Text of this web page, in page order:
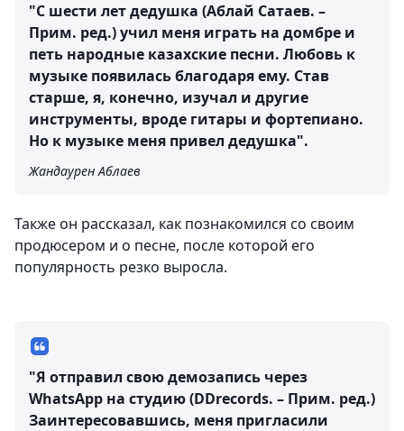
"С шести лет дедушка (Аблай Сатаев. –
Прим. ред.) учил меня играть на домбре и
петь народные казахские песни. Любовь к
музыке появилась благодаря ему. Став
старше, я, конечно, изучал и другие
инструменты, вроде гитары и фортепиано.
Но к музыке меня привел дедушка".
Жандаурен Аблаев
Также он рассказал, как познакомился со своим
продюсером и о песне, после которой его
популярность резко выросла.
"Я отправил свою демозапись через
WhatsApp на студию (DDrecords. – Прим. ред.)
Заинтересовавшись, меня пригласили